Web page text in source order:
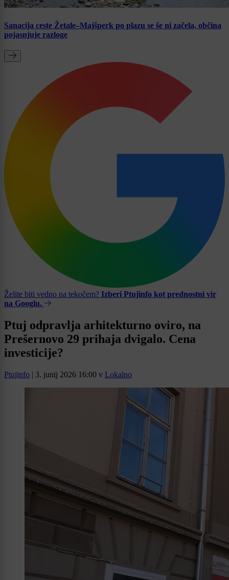
Sanacija ceste Žetale–Majšperk po plazu se še ni začela, občina
pojasnjuje razloge
Želite biti vedno na tekočem? Izberi Ptujinfo kot prednostni vir
na Googlu.
Ptuj odpravlja arhitekturno oviro, na
Prešernovo 29 prihaja dvigalo. Cena
investicije?
Ptujinfo | 3. junij 2026 16:00 v Lokalno